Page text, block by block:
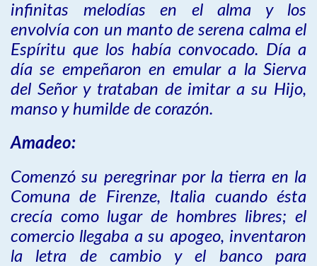
infinitas melodías en el alma y los
envolvía con un manto de serena calma el
Espíritu que los había convocado. Día a
día se empeñaron en emular a la Sierva
del Señor y trataban de imitar a su Hijo,
manso y humilde de corazón.
Amadeo:
Comenzó su peregrinar por la tierra en la
Comuna de Firenze, Italia cuando ésta
crecía como lugar de hombres libres; el
comercio llegaba a su apogeo, inventaron
la letra de cambio y el banco para